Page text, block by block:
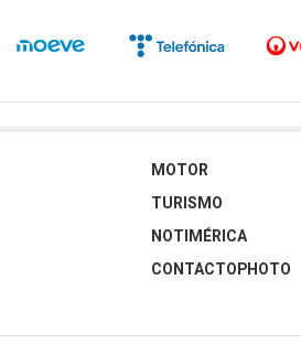
MOTOR
TURISMO
NOTIMÉRICA
CONTACTOPHOTO